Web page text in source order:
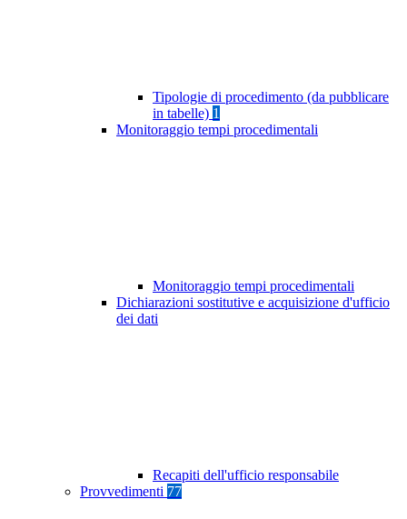
Tipologie di procedimento (da pubblicare
in tabelle) 1
Monitoraggio tempi procedimentali
Monitoraggio tempi procedimentali
Dichiarazioni sostitutive e acquisizione d'ufficio
dei dati
Recapiti dell'ufficio responsabile
Provvedimenti 77